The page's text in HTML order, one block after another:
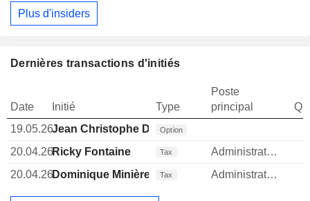
Plus d'insiders
Dernières transactions d'initiés
Date Initié Type
Poste
principal
19.05.26Jean Christophe Dallava
Option
20.04.26Ricky Fontaine Tax
Administrateur
20.04.26Dominique Minière Tax Administrateur